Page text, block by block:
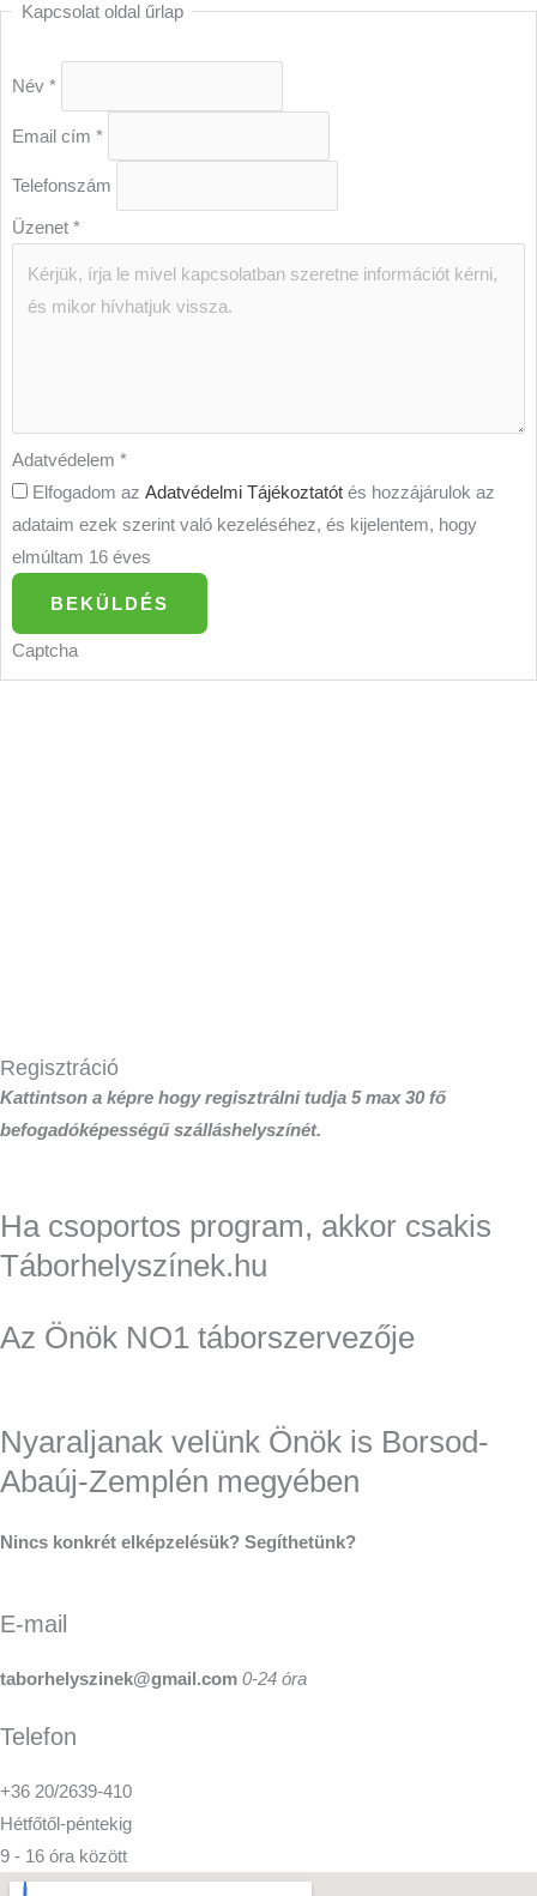
Kapcsolat oldal űrlap
Név*
Email cím*
Telefonszám
Üzenet*
Adatvédelem*
Elfogadom azAdatvédelmi Tájékoztatót és hozzájárulok az
adataim ezek szerint való kezeléséhez, és kijelentem, hogy
elmúltam 16 éves
BEKÜLDÉS
Captcha
Regisztráció
Kattintson a képre hogy regisztrálni tudja 5 max 30 fő
befogadóképességű szálláshelyszínét.
Ha csoportos program, akkor csakis
Táborhelyszínek.hu
Az Önök NO1 táborszervezője
Nyaraljanak velünk Önök is Borsod-
Abaúj-Zemplén megyében
Nincs konkrét elképzelésük? Segíthetünk?
E-mail
taborhelyszinek@gmail.com 0-24 óra
Telefon
+36 20/2639-410
Hétfőtől-péntekig
9 - 16 óra között